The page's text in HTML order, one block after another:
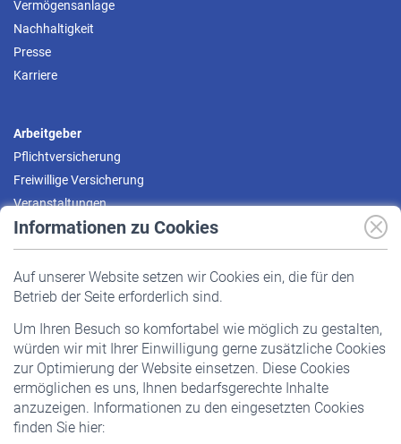
Informationen zu Cookies
Auf unserer Website setzen wir Cookies ein, die für den
Betrieb der Seite erforderlich sind.
Um Ihren Besuch so komfortabel wie möglich zu gestalten,
würden wir mit Ihrer Einwilligung gerne zusätzliche Cookies
zur Optimierung der Website einsetzen. Diese Cookies
ermöglichen es uns, Ihnen bedarfsgerechte Inhalte
anzuzeigen. Informationen zu den eingesetzten Cookies
finden Sie hier:
Vermögensanlage
Nachhaltigkeit
Presse
Karriere
Arbeitgeber
Pflichtversicherung
Freiwillige Versicherung
Veranstaltungen
Pflichtversicherung
Staatliche Förderung
Veranstaltungen
Rentner
Rentenbeginn